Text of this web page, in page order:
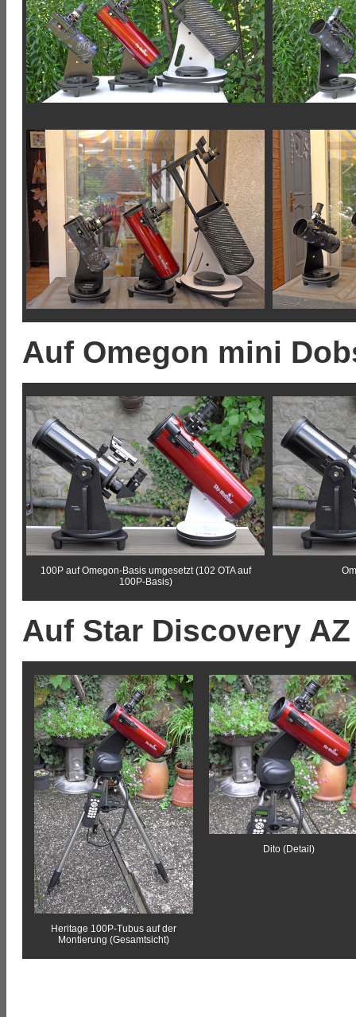
Auf Omegon mini
100P auf Omegon-Basis umgesetzt (102 OTA auf
100P-Basis)
Auf Star Discovery
Heritage 100P-Tubus auf der
Montierung (Gesamtsicht)
Dito (Detail)